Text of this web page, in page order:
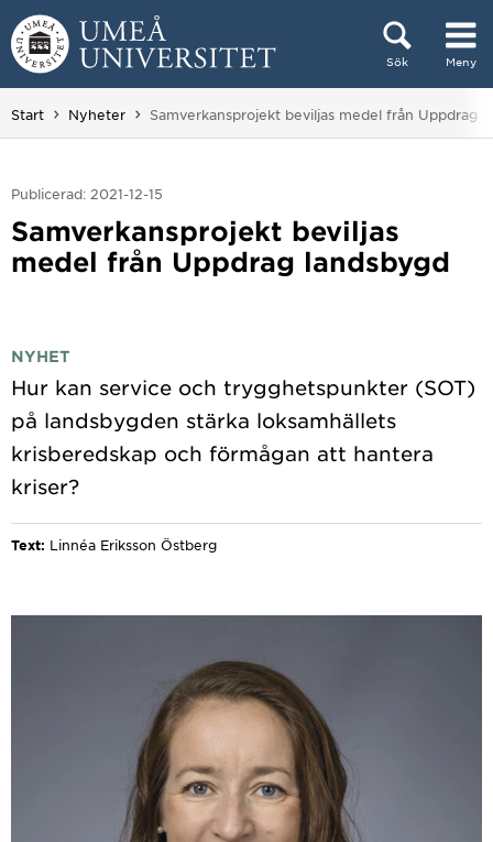
Hoppa direkt till innehållet
Sök Meny
Huvudmenyn dold.
Start Nyheter Du är här:
Samverkansprojekt beviljas medel från Uppdrag
Publicerad: 2021-12-15
Samverkansprojekt beviljas
medel från Uppdrag landsbygd
NYHET
Hur kan service och trygghetspunkter (SOT)
på landsbygden stärka loksamhällets
krisberedskap och förmågan att hantera
Text: Linnéa Eriksson Östberg